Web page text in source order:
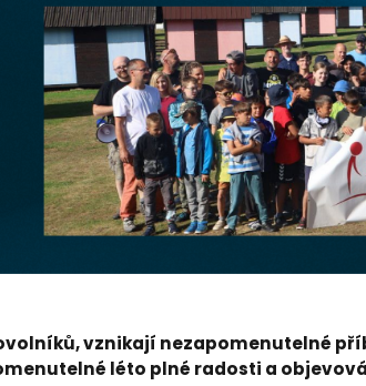
vznikají nezapomenutelné
léto plné radosti a